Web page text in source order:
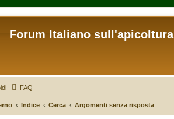
Forum Italiano sull'apicoltura
FAQ
Indice Cerca Argomenti senza risposta